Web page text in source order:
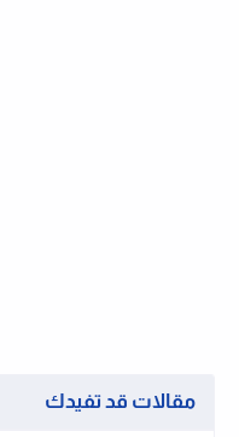
مقالات قد تفيدك